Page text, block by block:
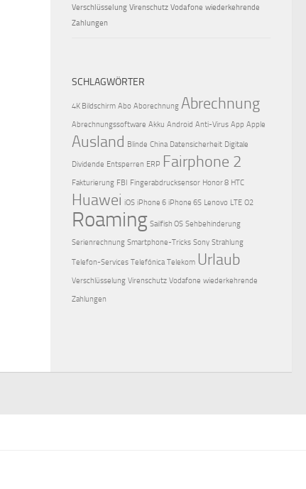
Verschlüsselung Virenschutz Vodafone wiederkehrende
Zahlungen
SCHLAGWÖRTER
4K Bildschirm Abo Aborechnung Abrechnung
Abrechnungssoftware Akku Android Anti-Virus App Apple
Ausland Blinde China Datensicherheit Digitale
Dividende Entsperren ERP Fairphone 2
Fakturierung FBI Fingerabdrucksensor Honor 8 HTC
Huawei iOS iPhone 6 iPhone 6S Lenovo LTE O2
Roaming Sailfish OS Sehbehinderung
Serienrechnung Smartphone-Tricks Sony Strahlung
Telefon-Services Telefónica Telekom Urlaub
Verschlüsselung Virenschutz Vodafone wiederkehrende
Zahlungen